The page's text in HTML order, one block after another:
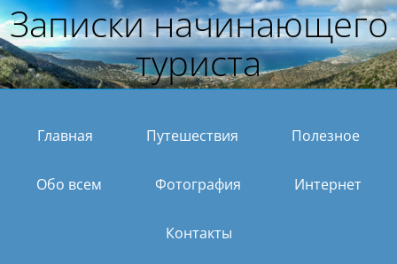
Записки начинающего
туриста
Главная Путешествия Полезное
Обо всем Фотография Интернет
Контакты